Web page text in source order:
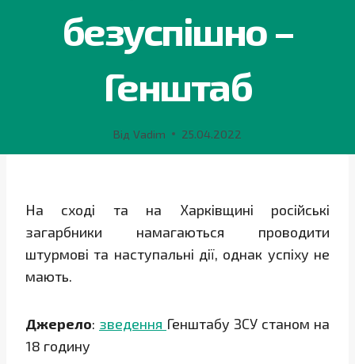
безуспішно –
Генштаб
Від Vadim 25.04.2022
На сході та на Харківщині російські
загарбники намагаються проводити
штурмові та наступальні дії, однак успіху не
мають.
Джерело: зведення Генштабу ЗСУ станом на
18 годину